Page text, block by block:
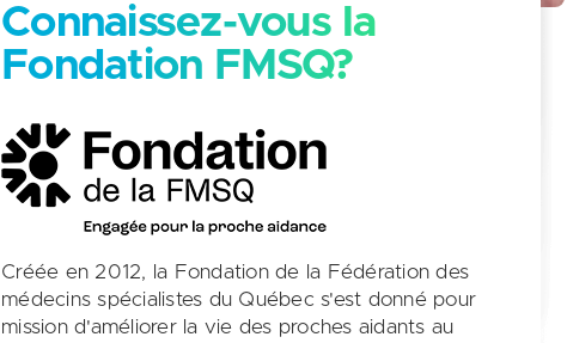
Connaissez-vous la
Fondation FMSQ?
Créée en 2012, la Fondation de la Fédération des
médecins spécialistes du Québec s'est donné pour
mission d'améliorer la vie des proches aidants au